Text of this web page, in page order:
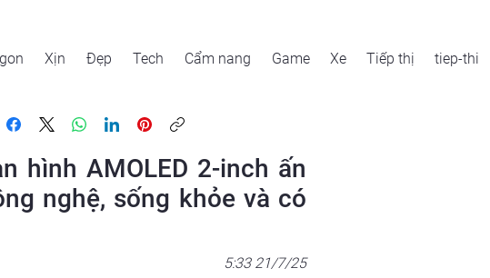
Xịn Đẹp Tech Cẩm nang Game Xe Tiếp thị tiep-thi
hình AMOLED 2-inch ấn
nghệ, sống khỏe và có
5:33 21/7/25